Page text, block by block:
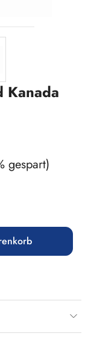
gespart)
Wert